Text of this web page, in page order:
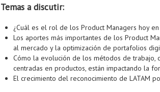
Temas a discutir:
¿Cuál es el rol de los Product Managers hoy
Los aportes más importantes de los Product
al mercado y la optimización de portafolios
Cómo la evolución de los métodos de trabajo,
centradas en productos, están impactando la
El crecimiento del reconocimiento de LATAM